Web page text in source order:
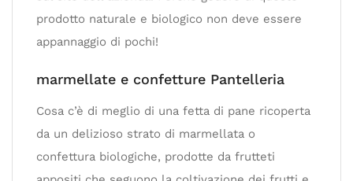
prodotto naturale e biologico non deve essere
appannaggio di pochi!
marmellate e confetture Pantelleria
Cosa c’è di meglio di una fetta di pane ricoperta
da un delizioso strato di marmellata o
confettura biologiche, prodotte da frutteti